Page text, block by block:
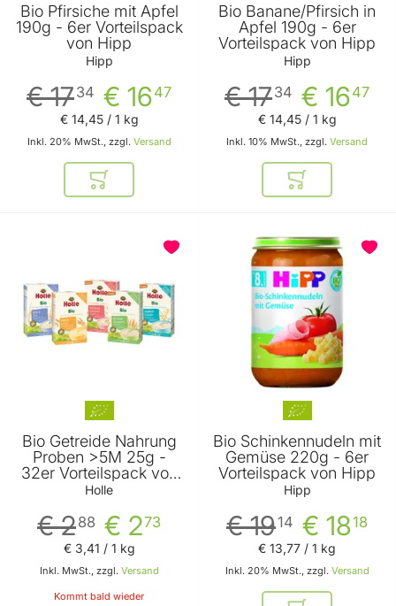
Bio Pfirsiche mit Apfel
190g - 6er Vorteilspack
von Hipp
Hipp
€ 1647
€ 1734
Inkl. 20% MwSt., zzgl. Versand
€ 14,45/ 1 kg
In den Warenkorb
Bio Banane/Pfirsich in
Apfel 190g - 6er
Vorteilspack von Hipp
Hipp
€ 1647
€ 1734
Inkl. 10% MwSt., zzgl. Versand
€ 14,45/ 1 kg
In den
Bio Getreide Nahrung
Proben >5M 25g -
32er Vorteilspack von
Holle
Holle
€ 273
€ 288
Inkl. MwSt., zzgl. Versand
€ 3,41 / 1 kg
Kommt bald wieder
Bio Schinkennudeln mit
Gemüse 220g - 6er
Vorteilspack von Hipp
Hipp
€ 1818
€ 1914
Inkl. 20% MwSt., zzgl. Versand
€ 13,77 / 1 kg